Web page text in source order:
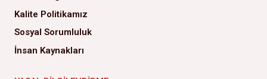
Kalite Politikamız
Sosyal Sorumluluk
İnsan Kaynakları